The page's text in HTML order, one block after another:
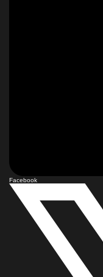
Facebook